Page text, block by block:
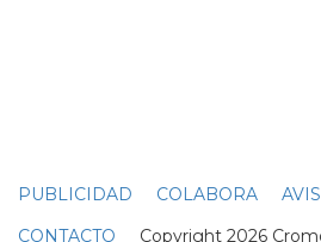
PUBLICIDAD COLABORA
CONTACTO Copyright 2026